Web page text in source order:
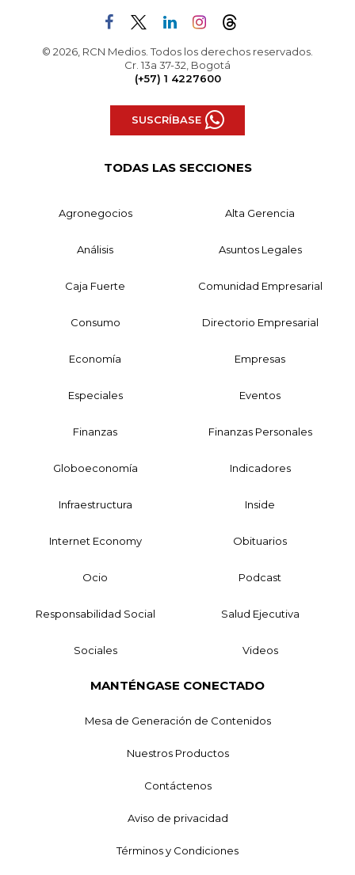
© 2026, RCN Medios. Todos los derechos reservados.
Cr. 13a 37-32, Bogotá
(+57) 1 4227600
SUSCRÍBASE
TODAS LAS SECCIONES
Agronegocios Alta Gerencia
Análisis Asuntos Legales
Caja Fuerte Comunidad Empresarial
Consumo Directorio Empresarial
Economía Empresas
Especiales Eventos
Finanzas Finanzas Personales
Globoeconomía Indicadores
Infraestructura Inside
Internet Economy Obituarios
Ocio Podcast
Responsabilidad Social Salud Ejecutiva
Sociales Videos
MANTÉNGASE CONECTADO
Mesa de Generación de Contenidos
Nuestros Productos
Contáctenos
Aviso de privacidad
Términos y Condiciones